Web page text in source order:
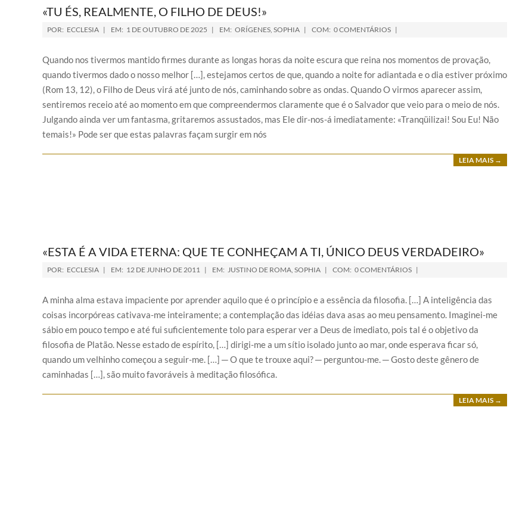
«TU ÉS, REALMENTE, O FILHO DE DEUS!»
POR: ECCLESIA EM: 1 DE OUTUBRO DE 2025 EM: ORÍGENES, SOPHIA COM: 0 COMENTÁRIOS
Quando nos tivermos mantido firmes durante as longas horas da noite escura que reina nos momentos de provação,
quando tivermos dado o nosso melhor […], estejamos certos de que, quando a noite for adiantada e o dia estiver próximo
(Rom 13, 12), o Filho de Deus virá até junto de nós, caminhando sobre as ondas. Quando O virmos aparecer assim,
sentiremos receio até ao momento em que compreendermos claramente que é o Salvador que veio para o meio de nós.
Julgando ainda ver um fantasma, gritaremos assustados, mas Ele dir-nos-á imediatamente: «Tranqüilizai! Sou Eu! Não
temais!» Pode ser que estas palavras façam surgir em nós
LEIA MAIS →
«ESTA É A VIDA ETERNA: QUE TE CONHEÇAM A TI, ÚNICO DEUS VERDADEIRO»
POR: ECCLESIA EM: 12 DE JUNHO DE 2011 EM: JUSTINO DE ROMA, SOPHIA COM: 0 COMENTÁRIOS
A minha alma estava impaciente por aprender aquilo que é o princípio e a essência da filosofia. […] A inteligência das
coisas incorpóreas cativava-me inteiramente; a contemplação das idéias dava asas ao meu pensamento. Imaginei-me
sábio em pouco tempo e até fui suficientemente tolo para esperar ver a Deus de imediato, pois tal é o objetivo da
filosofia de Platão. Nesse estado de espírito, […] dirigi-me a um sítio isolado junto ao mar, onde esperava ficar só,
quando um velhinho começou a seguir-me. […] ─ O que te trouxe aqui? ─ perguntou-me. ─ Gosto deste gênero de
caminhadas […], são muito favoráveis à meditação filosófica.
LEIA MAIS →